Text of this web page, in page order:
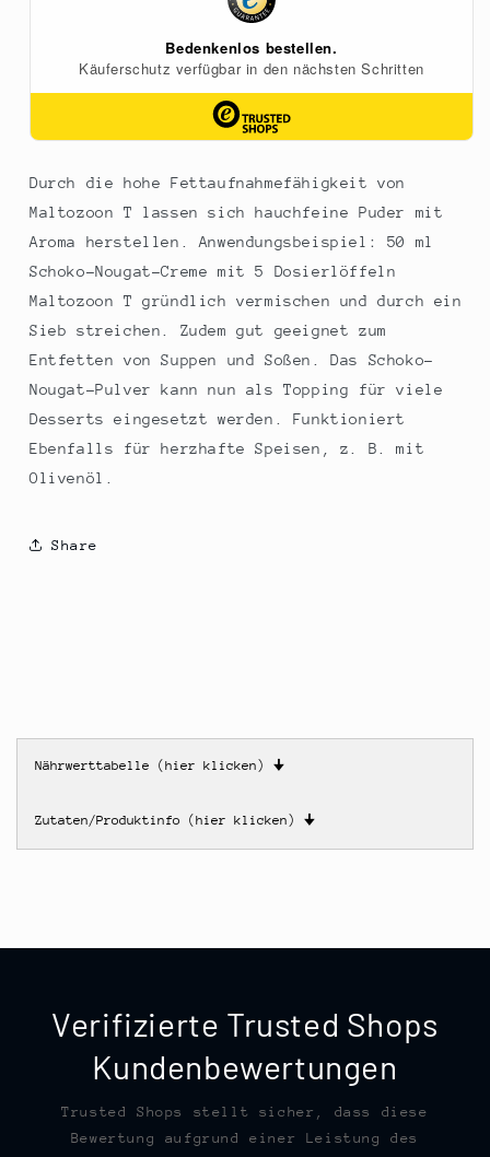
Durch die hohe Fettaufnahmefähigkeit von
Maltozoon T lassen sich hauchfeine Puder mit
Aroma herstellen. Anwendungsbeispiel: 50 ml
Schoko-Nougat-Creme mit 5 Dosierlöffeln
Maltozoon T gründlich vermischen und durch ein
Sieb streichen. Zudem gut geeignet zum
Entfetten von Suppen und Soßen. Das Schoko-
Nougat-Pulver kann nun als Topping für viele
Desserts eingesetzt werden. Funktioniert
Ebenfalls für herzhafte Speisen, z. B. mit
Olivenöl.
Share
Nährwerttabelle (hier klicken) 🠋
Zutaten/Produktinfo (hier klicken) 🠋
Verifizierte Trusted Shops
Kundenbewertungen
Trusted Shops stellt sicher, dass diese
Bewertung aufgrund einer Leistung des